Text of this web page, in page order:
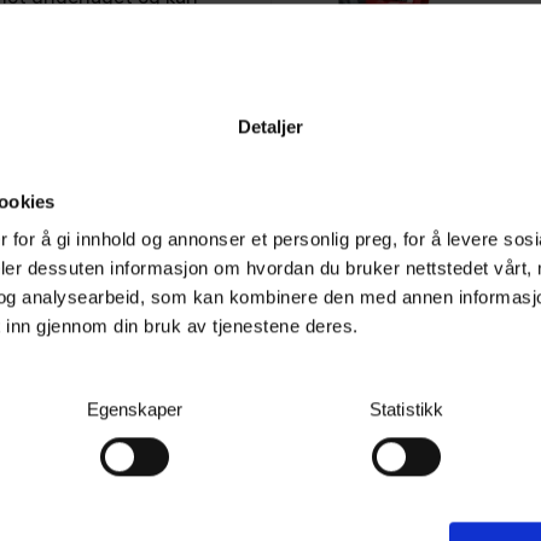
Detaljer
for å gi innhold og annonser et personlig preg, for å levere
dessuten informasjon om hvordan du bruker nettstedet vårt,
analysearbeid, som kan kombinere den med annen
gjennom din bruk av tjenestene deres.
Egenskaper Statistikk
tid. Honda GX160
bunnsolide
Snøfreser
Ikke på lager ( 0dager)
126 900,-